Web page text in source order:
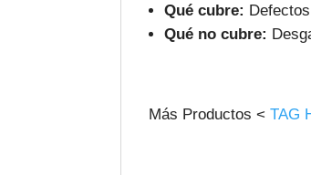
Qué cubre:
Qué no cubre:
Más Productos < TAG